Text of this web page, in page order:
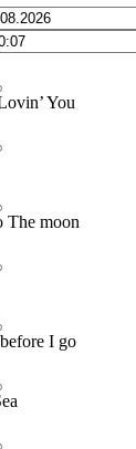
You
The moon
I go